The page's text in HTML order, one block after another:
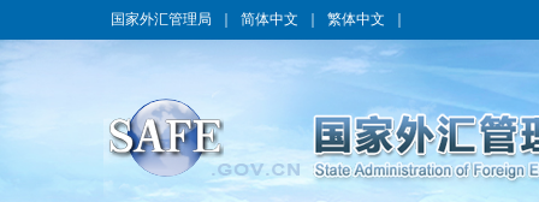
国家外汇管理局 简体中文 繁体中文